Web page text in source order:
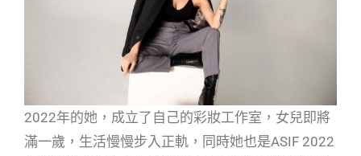
2022年的她，成立了自己的彩妝工作室，女兒即將
滿一歲，生活慢慢步入正軌，同時她也是ASIF 2022